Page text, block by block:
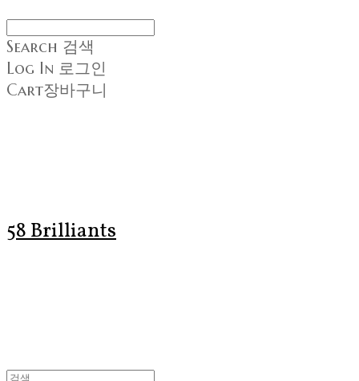
Search 검색
Log In 로그인
Cart장바구니
58 Brilliants